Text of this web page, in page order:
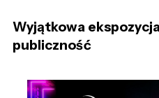
Wyjątkowa
publiczność